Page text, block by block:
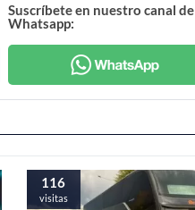
Suscríbete en nuestro canal de
Whatsapp:
116
visitas